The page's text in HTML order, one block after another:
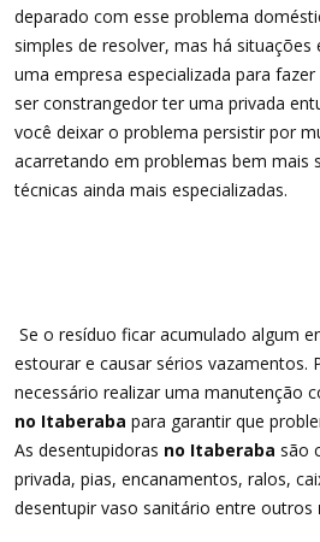
deparado com esse problema
simples de resolver, mas há situações
uma empresa especializada para
ser constrangedor ter uma privada
você deixar o problema persistir por
acarretando em problemas bem mais
técnicas ainda mais especializadas.
Se o resíduo ficar acumulado algum
estourar e causar sérios vazamentos.
necessário realizar uma manutenção
no Itaberaba para garantir que
As desentupidoras no Itaberaba são
privada, pias, encanamentos, ralos,
desentupir vaso sanitário entre outros